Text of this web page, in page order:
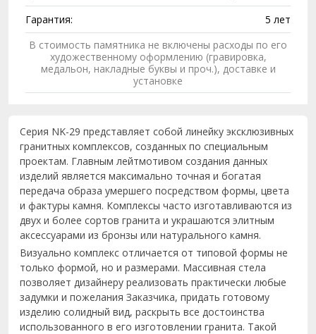
Гарантия:
5 лет
В стоимость памятника не включены расходы по его
художественному оформлению (гравировка,
медальон, накладные буквы и проч.), доставке и
установке
Серия NK-29 представляет собой линейку эксклюзивных
гранитных комплексов, созданных по специальным
проектам. Главным лейтмотивом создания данных
изделий является максимально точная и богатая
передача образа умершего посредством формы, цвета
и фактуры камня. Комплексы часто изготавливаются из
двух и более сортов гранита и украшаются элитным
аксессуарами из бронзы или натурального камня.
Визуально комплекс отличается от типовой формы не
только формой, но и размерами. Массивная стела
позволяет дизайнеру реализовать практически любые
задумки и пожелания Заказчика, придать готовому
изделию солидный вид, раскрыть все достоинства
использованного в его изготовлении гранита. Такой